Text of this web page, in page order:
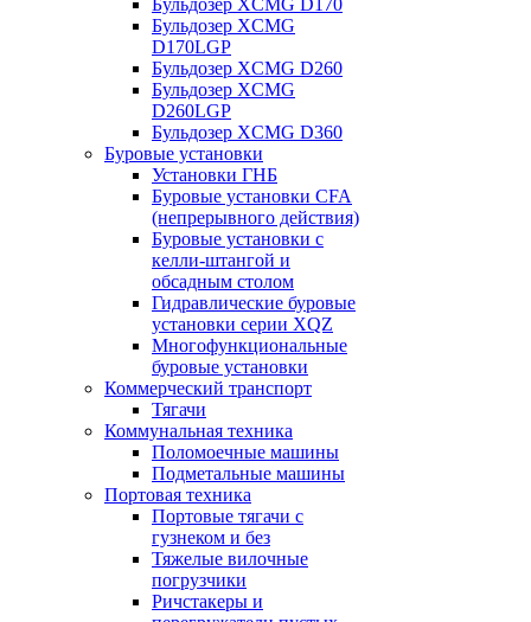
Бульдозер XCMG D170
Бульдозер XCMG
D170LGP
Бульдозер XCMG D260
Бульдозер XCMG
D260LGP
Бульдозер XCMG D360
Буровые установки
Установки ГНБ
Буровые установки CFA
(непрерывного действия)
Буровые установки с
келли-штангой и
обсадным столом
Гидравлические буровые
установки серии XQZ
Многофункциональные
буровые установки
Коммерческий транспорт
Тягачи
Коммунальная техника
Поломоечные машины
Подметальные машины
Портовая техника
Портовые тягачи с
гузнеком и без
Тяжелые вилочные
погрузчики
Ричстакеры и